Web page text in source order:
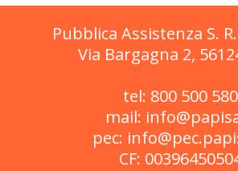
Pubblica Assistenza S.
Via Bargagna 2,
tel: 800 500 580
mail:
pec:
CF: